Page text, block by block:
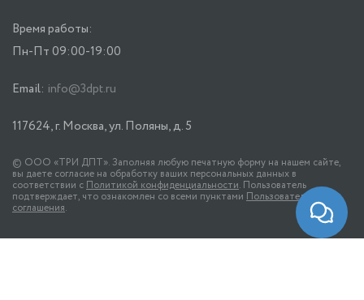
Время работы:
Пн-Пт 09:00-19:00
Email: info@3dpt.ru
117624, г. Москва, ул. Поляны, д. 5
© ООО «ТРИ ДПТ». Заполняя любую печатную форму на нашем сайте,
вы даете согласие на обработку ваших персональных данных в
соответствии с Политикой конфиденциальности. Пользователь
подтверждает, что ознакомлен со всеми пунктами Пользовательского
соглашения.